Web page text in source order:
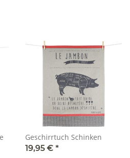
Geschirrtuch Schinken
19,95 € *